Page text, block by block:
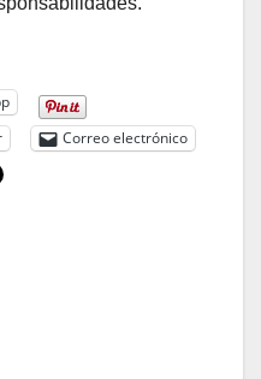
Correo electrónico